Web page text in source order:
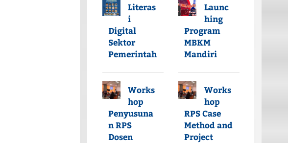
Literas
i
Digital
Sektor
Pemerintah
Launc
hing
Program
MBKM
Mandiri
Works
hop
Penyusuna
n RPS
Dosen
Works
hop
RPS Case
Method and
Project